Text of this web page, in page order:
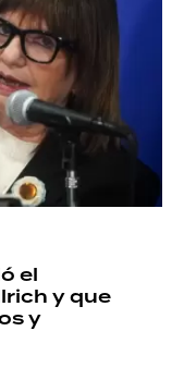
el
y que
y